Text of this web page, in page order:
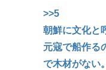
>>5
朝鮮に文化と
元寇で船作る
で木材がない。